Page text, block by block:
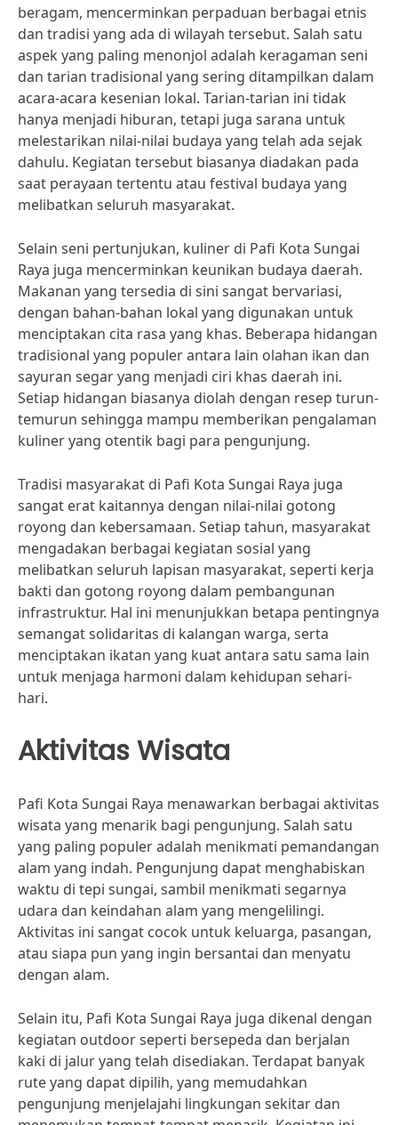
beragam, mencerminkan perpaduan berbagai etnis
dan tradisi yang ada di wilayah tersebut. Salah satu
aspek yang paling menonjol adalah keragaman seni
dan tarian tradisional yang sering ditampilkan dalam
acara-acara kesenian lokal. Tarian-tarian ini tidak
hanya menjadi hiburan, tetapi juga sarana untuk
melestarikan nilai-nilai budaya yang telah ada sejak
dahulu. Kegiatan tersebut biasanya diadakan pada
saat perayaan tertentu atau festival budaya yang
melibatkan seluruh masyarakat.
Selain seni pertunjukan, kuliner di Pafi Kota Sungai
Raya juga mencerminkan keunikan budaya daerah.
Makanan yang tersedia di sini sangat bervariasi,
dengan bahan-bahan lokal yang digunakan untuk
menciptakan cita rasa yang khas. Beberapa hidangan
tradisional yang populer antara lain olahan ikan dan
sayuran segar yang menjadi ciri khas daerah ini.
Setiap hidangan biasanya diolah dengan resep turun-
temurun sehingga mampu memberikan pengalaman
kuliner yang otentik bagi para pengunjung.
Tradisi masyarakat di Pafi Kota Sungai Raya juga
sangat erat kaitannya dengan nilai-nilai gotong
royong dan kebersamaan. Setiap tahun, masyarakat
mengadakan berbagai kegiatan sosial yang
melibatkan seluruh lapisan masyarakat, seperti kerja
bakti dan gotong royong dalam pembangunan
infrastruktur. Hal ini menunjukkan betapa pentingnya
semangat solidaritas di kalangan warga, serta
menciptakan ikatan yang kuat antara satu sama lain
untuk menjaga harmoni dalam kehidupan sehari-
hari.
Aktivitas Wisata
Pafi Kota Sungai Raya menawarkan berbagai aktivitas
wisata yang menarik bagi pengunjung. Salah satu
yang paling populer adalah menikmati pemandangan
alam yang indah. Pengunjung dapat menghabiskan
waktu di tepi sungai, sambil menikmati segarnya
udara dan keindahan alam yang mengelilingi.
Aktivitas ini sangat cocok untuk keluarga, pasangan,
atau siapa pun yang ingin bersantai dan menyatu
dengan alam.
Selain itu, Pafi Kota Sungai Raya juga dikenal dengan
kegiatan outdoor seperti bersepeda dan berjalan
kaki di jalur yang telah disediakan. Terdapat banyak
rute yang dapat dipilih, yang memudahkan
pengunjung menjelajahi lingkungan sekitar dan